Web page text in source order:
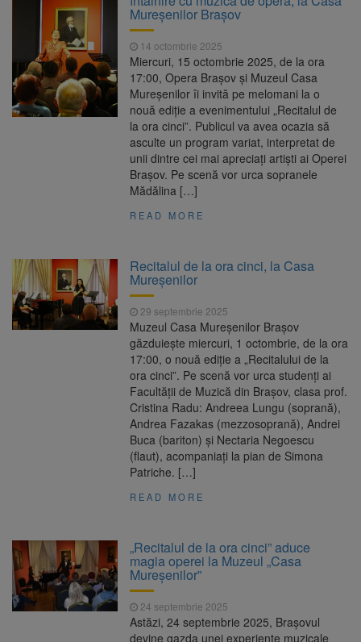
Mureșenilor Brașov
14 octombrie 2025
Miercuri, 15 octombrie 2025, de la ora
17:00, Opera Brașov și Muzeul Casa
Mureșenilor îi invită pe melomani la o
nouă ediție a evenimentului „Recitalul de
la ora cinci”. Publicul va avea ocazia să
asculte un program variat, interpretat de
unii dintre cei mai apreciați artiști ai Operei
Brașov. Pe scenă vor urca sopranele
Mădălina […]
READ MORE
Recitalul de la ora cinci, la Casa
Mureșenilor
29 septembrie 2025
Muzeul Casa Mureșenilor Brașov
găzduiește miercuri, 1 octombrie, de la ora
17:00, o nouă ediție a „Recitalului de la
ora cinci”. Pe scenă vor urca studenți ai
Facultății de Muzică din Brașov, clasa prof.
Cristina Radu: Andreea Lungu (soprană),
Andrea Fazakas (mezzosoprană), Andrei
Buca (bariton) și Nectaria Negoescu
(flaut), acompaniați la pian de Simona
Patriche. […]
READ MORE
„Recitalul de la ora cinci” aduce
magia operei la Muzeul „Casa
Mureșenilor”
24 septembrie 2025
Astăzi, 24 septembrie 2025, Brașovul
devine gazda unei experiențe muzicale